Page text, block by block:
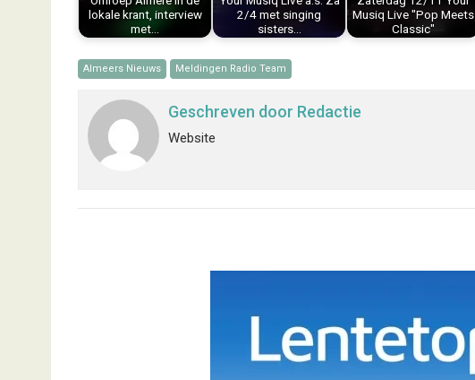
t
lokale krant, interview
met…
2/4 met singing
sisters…
Musiq Live "Pop Meets
Classic"
Almeers Nieuws Meldingen Radio Team
Geschreven door Redactie
Website